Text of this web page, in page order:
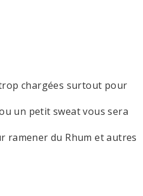
chargées surtout pour
un petit sweat vous sera
ramener du Rhum et autres